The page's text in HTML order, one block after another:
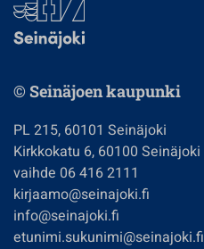
© Seinäjoen kaupunki
PL 215, 60101 Seinäjoki
Kirkkokatu 6, 60100 Seinäjoki
vaihde 06 416 2111
kirjaamo@seinajoki.fi
info@seinajoki.fi
etunimi.sukunimi@seinajoki.fi